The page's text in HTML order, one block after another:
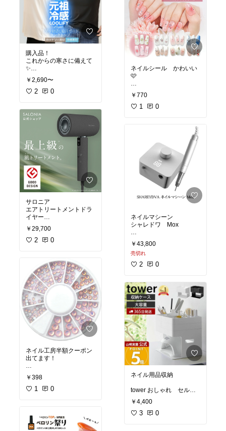
購入品！
これからの寒さに備えて
✨
先着150名様限定【1枚49
0円〜！3枚購入クーポン
長袖 ラウンドネック 2wa
yネック vネック ハイネッ
ク 無地 ボーダー 暖かい
防寒 ヒートインナー イン
ナー ロンt【 裏起毛カッ
トソー 】 ダークエンジェ
ルc_bag
#楽ちんファッション #韓
国ファッション
#着心地
重視 #あったかファッシ
￥2,690〜
2 0
サロニア
エアトリートメントドラ
イヤー
カラー:ブラック、グレー
￥29,700
2 0
ネイル工房半額クーポン
出てます！
#セルフネイル
イル
￥398
1 0
ネイルシール かわいい
🩷
#韓国ネイル
イル #マニキュア
ッシュ #ジェルネイル
￥770
1 0
ネイルマシーン
シャレドワ Mox
#ネイリスト
ン
#セルフネイラー
￥43,800
売切れ
2 0
ネイル用品収納
tower おしゃれ セルフ
ネイル 白 黒 ネイル
￥4,400
3 0